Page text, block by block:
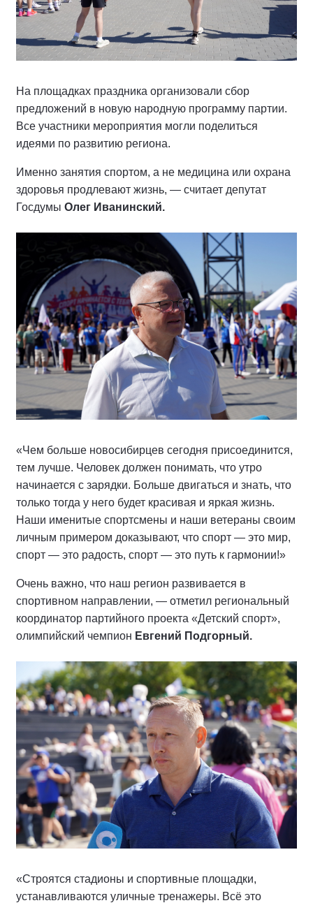
На площадках праздника организовали сбор
предложений в новую народную программу партии.
Все участники мероприятия могли поделиться
идеями по развитию региона.
Именно занятия спортом, а не медицина или охрана
здоровья продлевают жизнь, — считает депутат
Госдумы Олег Иванинский.
«Чем больше новосибирцев сегодня присоединится,
тем лучше. Человек должен понимать, что утро
начинается с зарядки. Больше двигаться и знать, что
только тогда у него будет красивая и яркая жизнь.
Наши именитые спортсмены и наши ветераны своим
личным примером доказывают, что спорт — это мир,
спорт — это радость, спорт — это путь к гармонии!»
Очень важно, что наш регион развивается в
спортивном направлении, — отметил региональный
координатор партийного проекта «Детский спорт»,
олимпийский чемпион Евгений Подгорный.
«Строятся стадионы и спортивные площадки,
устанавливаются уличные тренажеры. Всё это